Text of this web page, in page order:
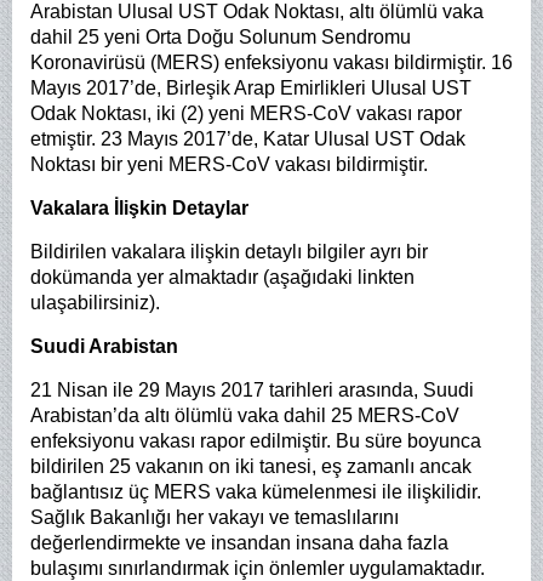
Arabistan Ulusal UST Odak Noktası, altı ölümlü vaka
dahil 25 yeni Orta Doğu Solunum Sendromu
Koronavirüsü (MERS) enfeksiyonu vakası bildirmiştir. 16
Mayıs 2017’de, Birleşik Arap Emirlikleri Ulusal UST
Odak Noktası, iki (2) yeni MERS-CoV vakası rapor
etmiştir. 23 Mayıs 2017’de, Katar Ulusal UST Odak
Noktası bir yeni MERS-CoV vakası bildirmiştir.
Vakalara İlişkin Detaylar
Bildirilen vakalara ilişkin detaylı bilgiler ayrı bir
dokümanda yer almaktadır (aşağıdaki linkten
ulaşabilirsiniz).
Suudi Arabistan
21 Nisan ile 29 Mayıs 2017 tarihleri arasında, Suudi
Arabistan’da altı ölümlü vaka dahil 25 MERS-CoV
enfeksiyonu vakası rapor edilmiştir. Bu süre boyunca
bildirilen 25 vakanın on iki tanesi, eş zamanlı ancak
bağlantısız üç MERS vaka kümelenmesi ile ilişkilidir.
Sağlık Bakanlığı her vakayı ve temaslılarını
değerlendirmekte ve insandan insana daha fazla
bulaşımı sınırlandırmak için önlemler uygulamaktadır.